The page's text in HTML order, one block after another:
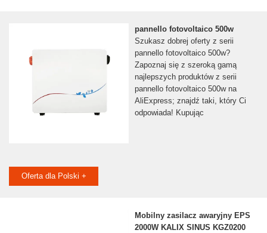
pannello fotovoltaico 500w
Szukasz dobrej oferty z serii
pannello fotovoltaico 500w?
Zapoznaj się z szeroką gamą
najlepszych produktów z serii
pannello fotovoltaico 500w na
AliExpress; znajdź taki, który Ci
odpowiada! Kupując
Oferta dla Polski +
Mobilny zasilacz awaryjny EPS
2000W KALIX SINUS KGZ0200